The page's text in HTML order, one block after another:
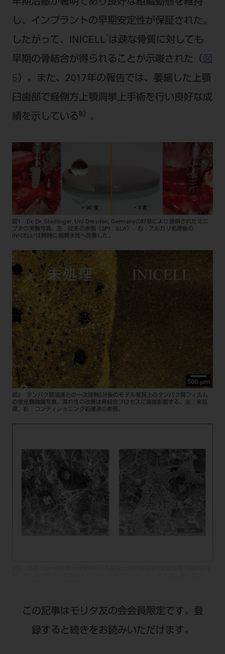
早期治癒が著明であり良好な組織動態を維持
し、インプラントの早期安定性が保証された。
したがって、INICELL
は疎な骨質に対しても
早期の骨結合が得られることが示唆された（ 図
5 ）。また、2017年の報告では、萎縮した上顎
臼歯部で経側方上顎洞挙上手術を行い良好な成
績を示している 8） 。
図1 Dr. Dr. Stadlinger, Uni Dresden, Germanyの好意により提供されたミニ
ブタの実験写真。左：従来の表面（SPI：SLA）、右：アルカリ処理後の
INICELL®は瞬時に超親水性へ改善した。
図2 タンパク質溶液との一次接触5分後のモデル基質上のタンパク質フィルム
の蛍光顕微鏡写真。濡れ性の改善は骨結合プロセスに直接影響する。左：未処
理、右：コンディショニング処理済の表面。
この記事はモリタ友の会会員限定です。登
録すると続きをお読みいただけます。